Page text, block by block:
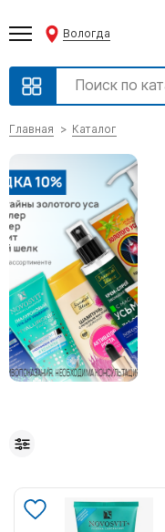
Вологда
Главная Каталог